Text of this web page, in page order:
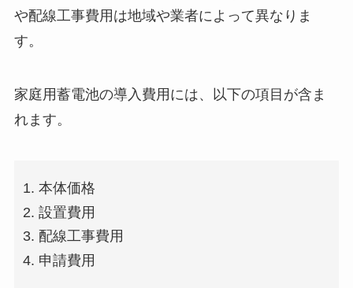
や配線工事費用は地域や業者によって異なりま
す。
家庭用蓄電池の導入費用には、以下の項目が含ま
れます。
本体価格
設置費用
配線工事費用
申請費用